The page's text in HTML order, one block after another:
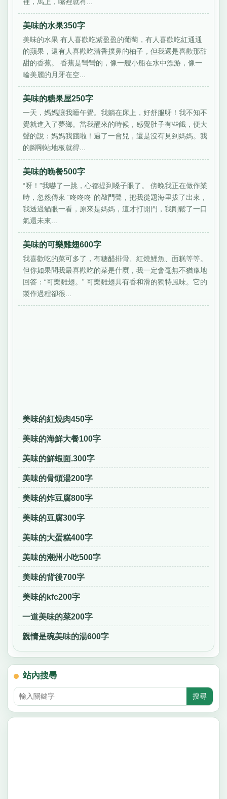
美味的水果350字
美味的水果 有人喜歡吃紫盈盈的葡萄，有人喜歡吃紅通通
的蘋果，還有人喜歡吃清香撲鼻的柚子，但我還是喜歡那甜
甜的香蕉。 香蕉是彎彎的，像一艘小船在水中漂游，像一
輪美麗的月牙在空...
美味的糖果屋250字
一天，媽媽讓我睡午覺。我躺在床上，好舒服呀！我不知不
覺就進入了夢鄉。當我醒來的時候，感覺肚子有些餓，便大
聲的說：媽媽我餓啦！過了一會兒，還是沒有見到媽媽。我
的腳剛站地板就得...
美味的晚餐500字
“呀！”我嚇了一跳，心都提到嗓子眼了。 傍晚我正在做作業
時，忽然傳來 “咚咚咚”的敲門聲，把我從題海里拔了出來，
我透過貓眼一看，原來是媽媽，這才打開門，我剛鬆了一口
氣還未來...
美味的可樂雞翅600字
我喜歡吃的菜可多了，有糖醋排骨、紅燒鯉魚、面糕等等。
但你如果問我最喜歡吃的菜是什麼，我一定會毫無不猶豫地
回答：“可樂雞翅。” 可樂雞翅具有香和滑的獨特風味。它的
製作過程卻很...
美味的紅燒肉450字
美味的海鮮大餐100字
美味的鮮蝦面.300字
美味的骨頭湯200字
美味的炸豆腐800字
美味的豆腐300字
美味的大蛋糕400字
美味的潮州小吃500字
美味的背後700字
美味的kfc200字
一道美味的菜200字
親情是碗美味的湯600字
站內搜尋